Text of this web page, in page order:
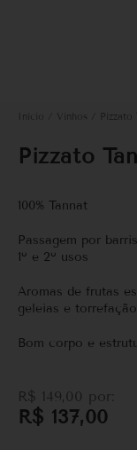
Início Vinhos / Pizzato
Pizzato
100% Tannat
Passagem por
1º e 2º usos
Aromas de frutas
geleias e torrefação
Bom corpo e
R$ 149,00 por:
R$ 137,00